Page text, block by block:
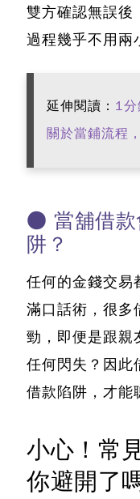
雙方確認無誤後
過程幾乎不用兩
延伸閱讀： 1分
關於當鋪流程
● 當舖借款
阱？
任何的金錢交易
滿口話術，很多
勁，即便是跟親
任何閃失？因此
借款陷阱 ，才能
小心！常
你避開了